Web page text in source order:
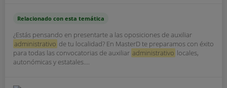
Relacionado con esta temática
¿Estás pensando en presentarte a las oposiciones de auxiliar
administrativo de tu localidad? En MasterD te preparamos con éxito
para todas las convocatorias de auxiliar administrativo locales,
autonómicas y estatales....